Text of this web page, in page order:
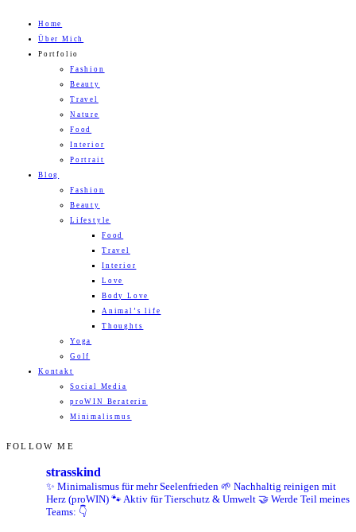
Home
Über Mich
Portfolio
Fashion
Beauty
Travel
Nature
Food
Interior
Portrait
Blog
Fashion
Beauty
Lifestyle
Food
Travel
Interior
Love
Body Love
Animal’s life
Thoughts
Yoga
Golf
Kontakt
Social Media
proWIN Beraterin
Minimalismus
FOLLOW ME
strasskind
✨ Minimalismus für mehr Seelenfrieden 🌱 Nachhaltig reinigen mit
Herz (proWIN) 🐾 Aktiv für Tierschutz & Umwelt 🤝 Werde Teil meines
Teams: 👇